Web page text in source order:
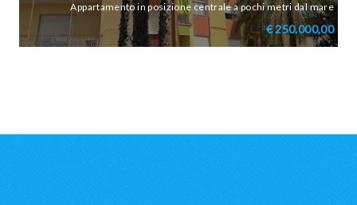
Appartamento in posizione centrale a pochi metri dal mare
€ 250.000,00